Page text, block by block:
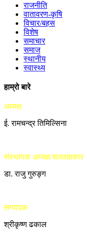
राजनीति
वातावरण-कृषि
विचार/बहस
विशेष
समाचार
समाज
स्थानीय
स्वास्थ्य
हाम्रो बारे
अध्यक्ष
ई. रामचन्द्र तिमिल्सिना
संस्थापक अध्यक्ष/सल्लाहकार
डा. राजु गुरुङ्ग
सम्पादक
श्रीकृष्ण ढकाल